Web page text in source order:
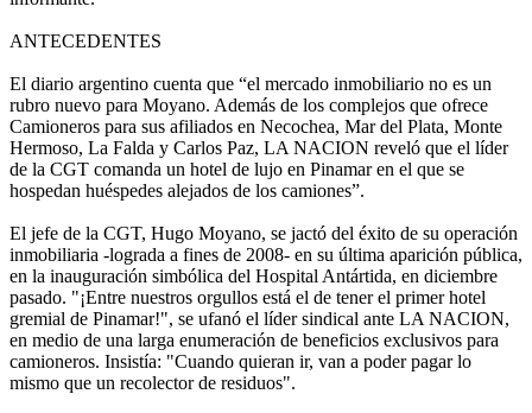
ANTECEDENTES
El diario argentino cuenta que “el mercado inmobiliario no es un
rubro nuevo para Moyano. Además de los complejos que ofrece
Camioneros para sus afiliados en Necochea, Mar del Plata, Monte
Hermoso, La Falda y Carlos Paz, LA NACION reveló que el líder
de la CGT comanda un hotel de lujo en Pinamar en el que se
hospedan huéspedes alejados de los camiones”.
El jefe de la CGT, Hugo Moyano, se jactó del éxito de su operación
inmobiliaria -lograda a fines de 2008- en su última aparición pública,
en la inauguración simbólica del Hospital Antártida, en diciembre
pasado. "¡Entre nuestros orgullos está el de tener el primer hotel
gremial de Pinamar!", se ufanó el líder sindical ante LA NACION,
en medio de una larga enumeración de beneficios exclusivos para
camioneros. Insistía: "Cuando quieran ir, van a poder pagar lo
mismo que un recolector de residuos".